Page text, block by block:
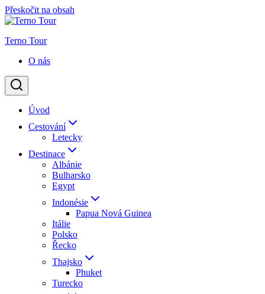
Přeskočit na obsah
Terno Tour
O nás
Úvod
Cestování
Letecky
Destinace
Albánie
Bulharsko
Egypt
Indonésie
Papua Nová Guinea
Itálie
Polsko
Řecko
Thajsko
Phuket
Turecko